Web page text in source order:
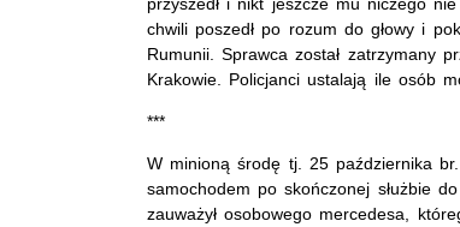
chwili poszedł po rozum do głowy i
Rumunii. Sprawca został zatrzymany
Krakowie. Policjanci ustalają ile osób
***
W minioną środę tj. 25 października
samochodem po skończonej służbie
zauważył osobowego mercedesa,